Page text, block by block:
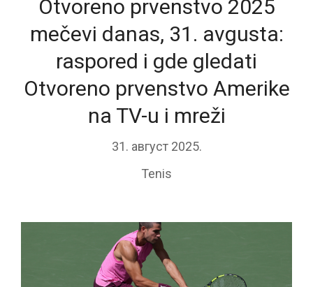
Otvoreno prvenstvo 2025
mečevi danas, 31. avgusta:
raspored i gde gledati
Otvoreno prvenstvo Amerike
na TV-u i mreži
31. август 2025.
Tenis